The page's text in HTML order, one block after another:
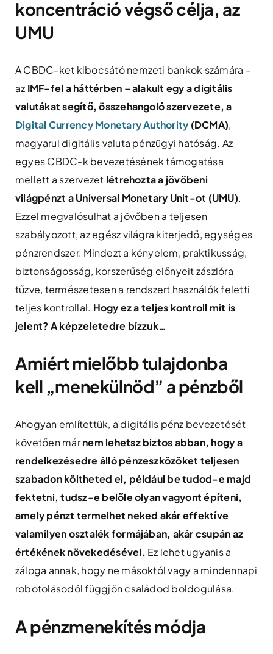
koncentráció végső célja, az
UMU
A CBDC-ket kibocsátó nemzeti bankok számára –
az IMF-fel a háttérben – alakult egy a digitális
valutákat segítő, összehangoló szervezete, a
Digital Currency Monetary Authority (DCMA),
magyarul digitális valuta pénzügyi hatóság. Az
egyes CBDC-k bevezetésének támogatása
mellett a szervezet létrehozta a jövőbeni
világpénzt a Universal Monetary Unit-ot (UMU).
Ezzel megvalósulhat a jövőben a teljesen
szabályozott, az egész világra kiterjedő, egységes
pénzrendszer. Mindezt a kényelem, praktikusság,
biztonságosság, korszerűség előnyeit zászlóra
tűzve, természetesen a rendszert használók feletti
teljes kontrollal. Hogy ez a teljes kontroll mit is
jelent? A képzeletedre bízzuk…
Amiért mielőbb tulajdonba
kell „menekülnöd” a pénzből
Ahogyan említettük, a digitális pénz bevezetését
követően márnem lehetsz biztos abban, hogy a
rendelkezésedre álló pénzeszközöket teljesen
szabadon költheted el, például be tudod-e majd
fektetni, tudsz-e belőle olyan vagyont építeni,
amely pénzt termelhet neked akár effektíve
valamilyen osztalék formájában, akár csupán az
értékének növekedésével. Ez lehet ugyanis a
záloga annak, hogy ne másoktól vagy a mindennapi
robotolásodól függjön családod boldogulása.
A pénzmenekítés módja